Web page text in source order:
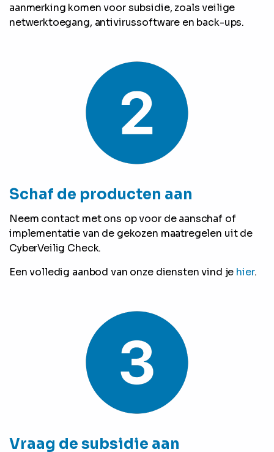
aanmerking komen voor subsidie, zoals veilige
netwerktoegang, antivirussoftware en back-ups.
Schaf de producten aan
Neem contact met ons op voor de aanschaf of
implementatie van de gekozen maatregelen uit de
CyberVeilig Check.
Een volledig aanbod van onze diensten vind je hier.
Vraag de subsidie aan